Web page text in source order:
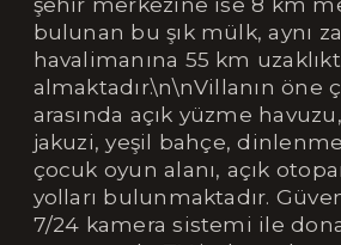
bulunan bu şık mülk, aynı
havalimanına 55 km
almaktadır.\n\nVillanın öne
arasında açık yüzme
jakuzi, yeşil bahçe,
çocuk oyun alanı, açık
yolları bulunmaktadır.
7/24 kamera sistemi ile